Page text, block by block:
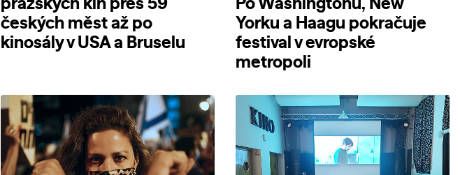
pražských kin přes 59
českých měst až po
kinosály v USA a Bruselu
Po Washingtonu, New
Yorku a Haagu pokračuje
festival v evropské
metropoli